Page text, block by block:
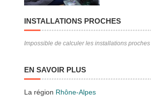
INSTALLATIONS PROCHES
Impossible de calculer les installations
EN SAVOIR PLUS
La région Rhône-Alpes